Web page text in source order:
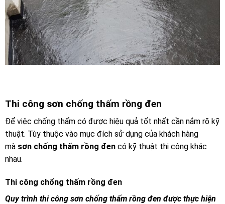
Thi công sơn chống thấm rồng đen
Để việc chống thấm có được hiệu quả tốt nhất cần nắm rõ kỹ
thuật. Tùy thuộc vào mục đích sử dụng của khách hàng
mà sơn chống thấm rồng đen có kỹ thuật thi công khác
nhau.
Thi công chống thấm rồng đen
Quy trình thi công sơn chống thấm rồng đen được thực hiện